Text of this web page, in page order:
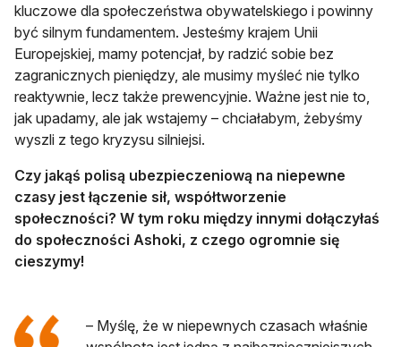
kluczowe dla społeczeństwa obywatelskiego i powinny
być silnym fundamentem. Jesteśmy krajem Unii
Europejskiej, mamy potencjał, by radzić sobie bez
zagranicznych pieniędzy, ale musimy myśleć nie tylko
reaktywnie, lecz także prewencyjnie. Ważne jest nie to,
jak upadamy, ale jak wstajemy – chciałabym, żebyśmy
wyszli z tego kryzysu silniejsi.
Czy jakąś polisą ubezpieczeniową na niepewne
czasy jest łączenie sił, współtworzenie
społeczności? W tym roku między innymi dołączyłaś
do społeczności Ashoki, z czego ogromnie się
cieszymy!
– Myślę, że w niepewnych czasach właśnie